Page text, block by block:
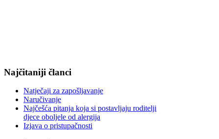
Najčitaniji članci
Natječaji za zapošljavanje
Naručivanje
Najčešća pitanja koja si postavljaju roditelji
djece oboljele od alergija
Izjava o pristupačnosti